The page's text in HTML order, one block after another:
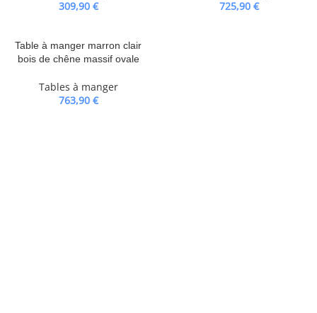
309,90 €
725,90 €
Table à manger marron clair
bois de chêne massif ovale
Tables à manger
763,90 €